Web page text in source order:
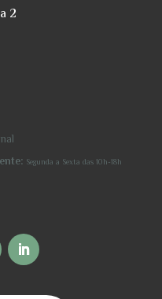
2
Segunda a Sexta das 10h-18h